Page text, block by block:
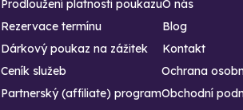
Prodloužení platnosti poukazu
Rezervace termínu
Dárkový poukaz na zážitek
O nás
Blog
Kontakt
Ceník služeb
Partnerský (affiliate) program
Ochrana
Obchodní